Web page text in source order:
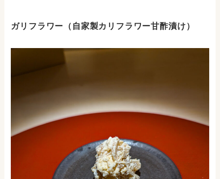
ガリフラワー（自家製カリフラワー甘酢漬け）